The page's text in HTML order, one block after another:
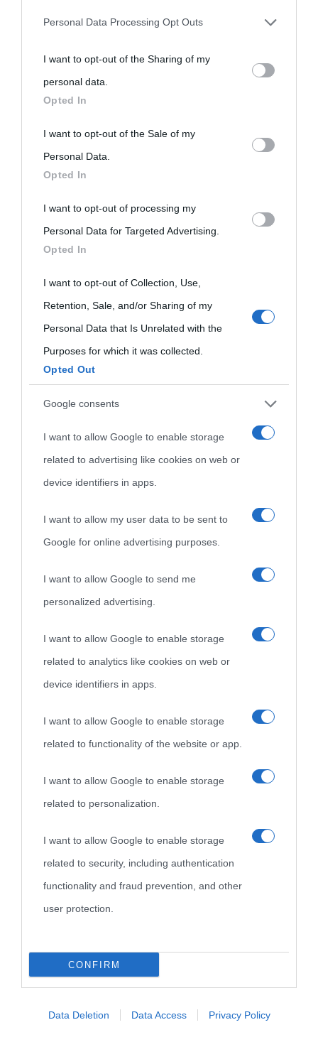
personal information by third parties on the IAB’s list of
downstream participants.
This information may also be disclosed by us to third parties
on the IAB’s List of Downstream Participants that may further
disclose it to other third parties.
Please note that this website/app uses one or more Google
services and may gather and store information including but
not limited to your visit or usage behaviour. You may click to
grant or deny consent to Google and its third-party tags to
use your data for below specified purposes in below Google
consent section.
Personal Data Processing Opt Outs
I want to opt-out of the Sharing of my
personal data.
Opted In
I want to opt-out of the Sale of my
Personal Data.
Opted In
I want to opt-out of processing my
Personal Data for Targeted Advertising.
Opted In
I want to opt-out of Collection, Use,
Retention, Sale, and/or Sharing of my
Personal Data that Is Unrelated with the
Purposes for which it was collected.
Opted Out
Google consents
I want to allow Google to enable storage
related to advertising like cookies on web or
device identifiers in apps.
I want to allow my user data to be sent to
Google for online advertising purposes.
I want to allow Google to send me
personalized advertising.
I want to allow Google to enable storage
related to analytics like cookies on web or
device identifiers in apps.
I want to allow Google to enable storage
related to functionality of the website or app.
I want to allow Google to enable storage
related to personalization.
I want to allow Google to enable storage
related to security, including authentication
functionality and fraud prevention, and other
user protection.
CONFIRM
Data Deletion Data Access Privacy Policy
Cultura
Cultura è un blog del sito Biografieonline © 2012-2025 •Nota:
come Affiliato Amazon il sito ricava commissioni sugli acquisti
La cultura è un ornamento nella buona sorte ma un rifugio
nell'avversa.
Frasi sulla cultura